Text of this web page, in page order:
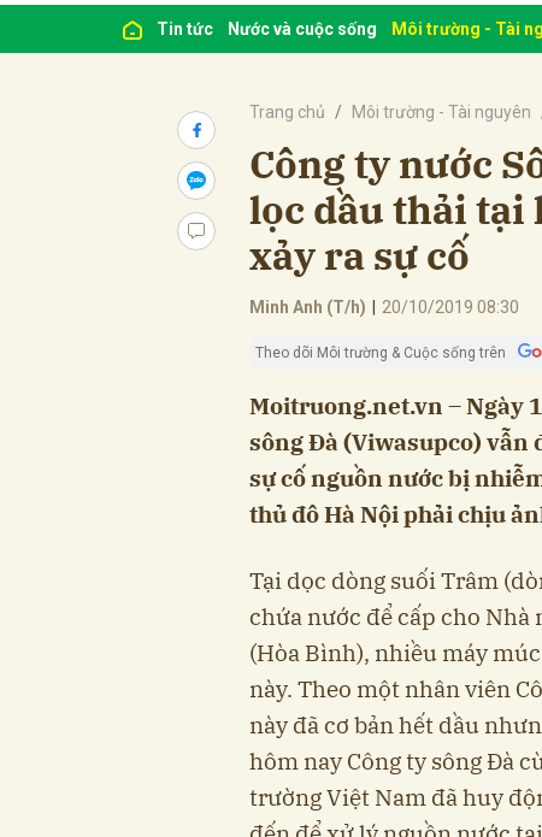
Tin tức Nước và cuộc sống Môi trường - Tài
Trang chủ Môi trường - Tài nguyên
Công ty nước
lọc dầu thải tại
xảy ra sự cố
Minh Anh (T/h) 20/10/2019 08:30
Theo dõi Môi trường & Cuộc sống trên
Moitruong.net.vn – Ngày
sông Đà (Viwasupco) vẫn
sự cố nguồn nước bị
thủ đô Hà Nội phải chịu
Tại dọc dòng suối Trâm
chứa nước để cấp cho Nhà
(Hòa Bình), nhiều máy
này. Theo một nhân viên
này đã cơ bản hết dầu
hôm nay Công ty sông Đà
trường Việt Nam đã huy